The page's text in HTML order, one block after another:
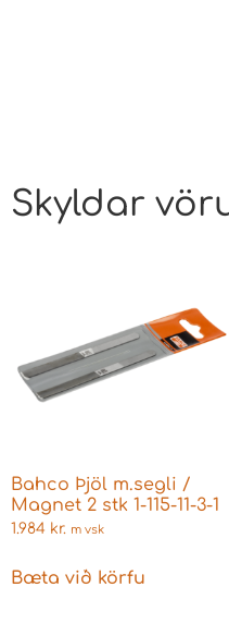
Skyldar
Bahco Þjöl m.segli /
Magnet 2 stk 1-115-11-3-1
1.984 kr. m vsk
Bæta við körfu